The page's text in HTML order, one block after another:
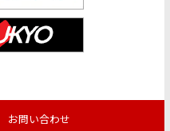
お問い合わせ